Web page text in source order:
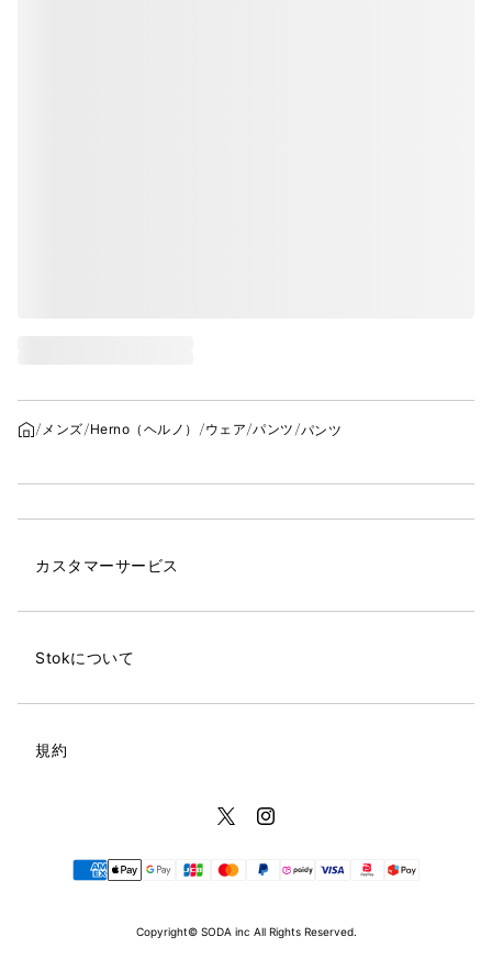
メンズ Herno（ヘルノ） ウェア パンツ パンツ
カスタマーサービス
Stokについて
規約
Copyright© SODA inc All Rights Reserved.